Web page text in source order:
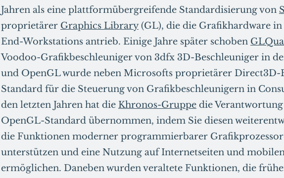
Jahren als eine plattformübergreifende Standardisierung von
proprietärer Graphics Library(GL), die die Grafikhardware
End-Workstations antrieb. Einige Jahre später schoben
Voodoo-Grafikbeschleuniger von 3dfx 3D-Beschleuniger in
und OpenGL wurde neben Microsofts proprietärer
Standard für die Steuerung von Grafikbeschleunigern in
den letzten Jahren hat die Khronos-Gruppedie
OpenGL-Standard übernommen, indem Sie diesen
die Funktionen moderner programmierbarer
unterstützen und eine Nutzung auf Internetseiten und
ermöglichen. Daneben wurden veraltete Funktionen, die